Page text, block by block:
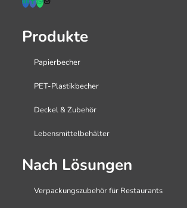
Produkte
Papierbecher
PET-Plastikbecher
Deckel & Zubehör
Lebensmittelbehälter
Nach Lösungen
Verpackungszubehör für Restaurants